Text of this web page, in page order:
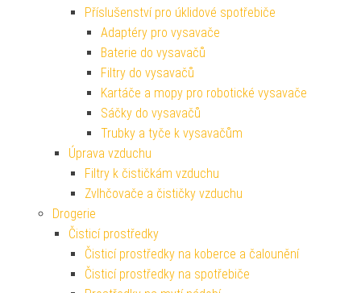
Příslušenství pro úklidové spotřebiče
Adaptéry pro vysavače
Baterie do vysavačů
Filtry do vysavačů
Kartáče a mopy pro robotické vysavače
Sáčky do vysavačů
Trubky a tyče k vysavačům
Úprava vzduchu
Filtry k čističkám vzduchu
Zvlhčovače a čističky vzduchu
Drogerie
Čisticí prostředky
Čisticí prostředky na koberce a čalounění
Čisticí prostředky na spotřebiče